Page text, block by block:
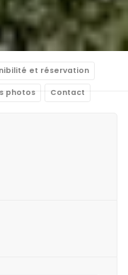
et réservation
photos Contact